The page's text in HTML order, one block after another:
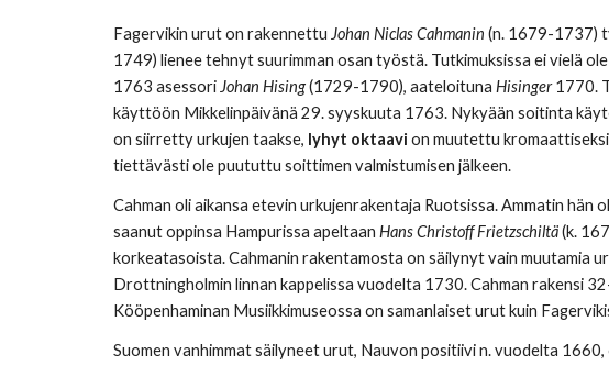
Fagervikin urut on rakennettu Johan Niclas Cahmanin (n. 1679-1737)
1749) lienee tehnyt suurimman osan työstä. Tutkimuksissa ei vielä
1763 asessori Johan Hising(1729-1790), aateloituna Hisinger1770.
käyttöön Mikkelinpäivänä 29. syyskuuta 1763. Nykyään soitinta
on siirretty urkujen taakse, lyhyt oktaavi on muutettu
tiettävästi ole puututtu soittimen valmistumisen jälkeen.
Cahman oli aikansa etevin urkujenrakentaja Ruotsissa. Ammatin hän
saanut oppinsa Hampurissa apeltaan Hans Christoff Frietzschiltä(k.
korkeatasoista. Cahmanin rakentamosta on säilynyt vain muutamia
Drottningholmin linnan kappelissa vuodelta 1730. Cahman rakensi
Kööpenhaminan Musiikkimuseossa on samanlaiset urut kuin
Suomen vanhimmat säilyneet urut, Nauvon positiivi n. vuodelta